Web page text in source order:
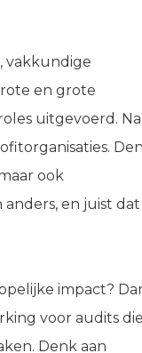
vakkundige
en grote
uitgevoerd.
ook
en juist dat
impact?
voor audits die
Denk aan